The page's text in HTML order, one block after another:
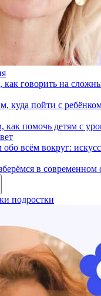
говорить на
куда пойти с
как помочь детям с
обо всём вокруг:
в
подростки